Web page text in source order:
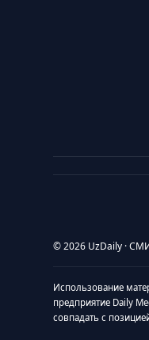
© 2026 UzDaily ·
Использование
предприятие Daily
совпадать с